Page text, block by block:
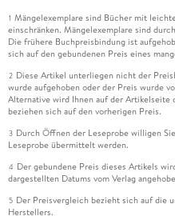
1 Mängelexemplare sind Bücher mit
einschränken. Mängelexemplare sind
Die frühere Buchpreisbindung ist
sich auf den gebundenen Preis eines
2 Diese Artikel unterliegen nicht der
wurde aufgehoben oder der Preis wurde
Alternative wird Ihnen auf der Artikelseite
beziehen sich auf den vorherigen Preis.
3 Durch Öffnen der Leseprobe willigen
Leseprobe übermittelt werden.
4 Der gebundene Preis dieses Artikels
dargestellten Datums vom Verlag
5 Der Preisvergleich bezieht sich auf die
Herstellers.